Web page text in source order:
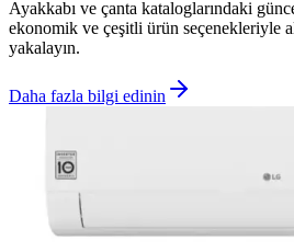
Ayakkabı ve çanta kataloglarındaki
ekonomik ve çeşitli ürün seçenekleriyle
yakalayın.
Daha fazla bilgi edinin